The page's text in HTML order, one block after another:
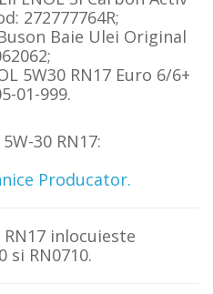
272777764R;
Baie Ulei Original
5W30 RN17 Euro 6/6+
01-999.
5W-30 RN17:
Producator.
RN17 inlocuieste
si RN0710.